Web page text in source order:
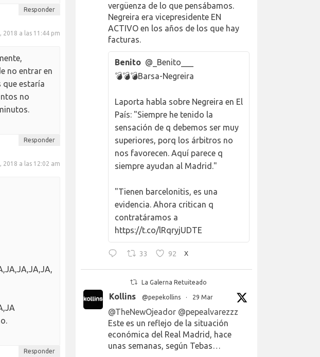
Responder
2018 a las 11:44 pm
no entrar en
que estaría
no
Responder
2018 a las 12:02 am
Responder
vergüenza de lo que pensábamos.
Negreira era vicepresidente EN
ACTIVO en los años de los que hay
facturas.
Benito @_Benito___
💣💣💣Barsa-Negreira
Laporta habla sobre Negreira en El
País: "Siempre he tenido la
sensación de q debemos ser muy
superiores, porq los árbitros no
nos favorecen. Aquí parece q
siempre ayudan al Madrid."
"Tienen barcelonitis, es una
evidencia. Ahora critican q
contratáramos a
https://t.co/lRqryjUDTE
33 92 X
La Galerna Retuiteado
Kollins @pepekollins · 29 Mar
@TheNewOjeador @pepealvarezzz
Este es un reflejo de la situación
económica del Real Madrid, hace
unas semanas, según Tebas…